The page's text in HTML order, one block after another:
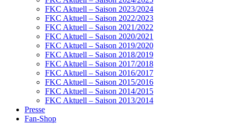
FKC Aktuell – Saison 2023/2024
FKC Aktuell – Saison 2022/2023
FKC Aktuell – Saison 2021/2022
FKC Aktuell – Saison 2020/2021
FKC Aktuell – Saison 2019/2020
FKC Aktuell – Saison 2018/2019
FKC Aktuell – Saison 2017/2018
FKC Aktuell – Saison 2016/2017
FKC Aktuell – Saison 2015/2016
FKC Aktuell – Saison 2014/2015
FKC Aktuell – Saison 2013/2014
Presse
Fan-Shop